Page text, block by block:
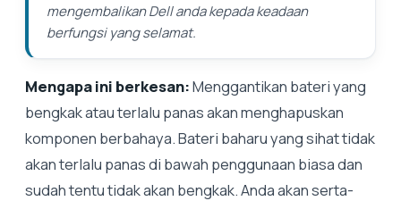
mengembalikan Dell anda kepada keadaan
berfungsi yang selamat.
Mengapa ini berkesan:Menggantikan bateri yang
bengkak atau terlalu panas akan menghapuskan
komponen berbahaya. Bateri baharu yang sihat tidak
akan terlalu panas di bawah penggunaan biasa dan
sudah tentu tidak akan bengkak. Anda akan serta-